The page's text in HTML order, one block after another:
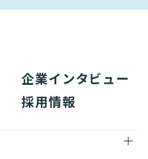
企業インタビュー
採用情報